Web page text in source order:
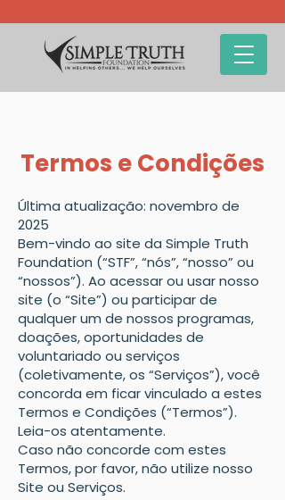
Termos e Condições
Última atualização: novembro de
2025
Bem-vindo ao site da Simple Truth
Foundation (“STF”, “nós”, “nosso” ou
“nossos”). Ao acessar ou usar nosso
site (o “Site”) ou participar de
qualquer um de nossos programas,
doações, oportunidades de
voluntariado ou serviços
(coletivamente, os “Serviços”), você
concorda em ficar vinculado a estes
Termos e Condições (“Termos”).
Leia-os atentamente.
Caso não concorde com estes
Termos, por favor, não utilize nosso
Site ou Serviços.